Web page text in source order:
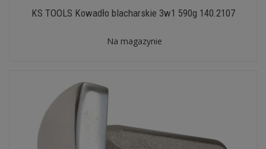
KS TOOLS Kowadło blacharskie 3w1 590g 140.2107
Na magazynie